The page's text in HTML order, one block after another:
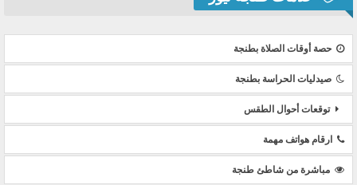
حصة أوقات الصلاة بطنجة
صيدليات الحراسة بطنجة
توقعات أحوال الطقس
ارقام هواتف مهمة
مباشرة من شاطئ طنجة